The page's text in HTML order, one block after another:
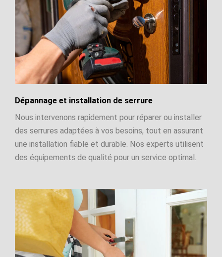
Dépannage et installation de serrure
Nous intervenons rapidement pour réparer ou installer
des serrures adaptées à vos besoins, tout en assurant
une installation fiable et durable. Nos experts utilisent
des équipements de qualité pour un service optimal.